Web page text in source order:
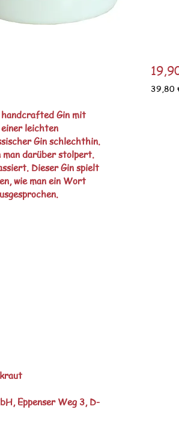
handcrafted Gin mit
leichten
Gin schlechthin.
man darüber stolpert.
Dieser Gin spielt
wie man ein Wort
Eppenser Weg 3, D-
39,80